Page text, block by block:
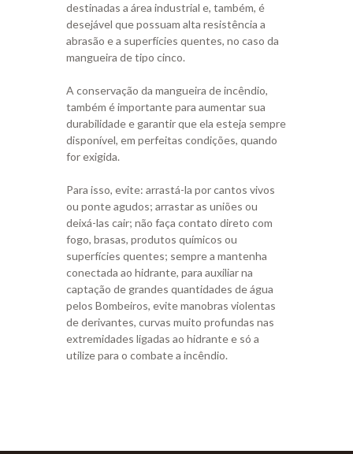
destinadas a área industrial e, também, é
desejável que possuam alta resistência a
abrasão e a superfícies quentes, no caso da
mangueira de tipo cinco.
A conservação da mangueira de incêndio,
também é importante para aumentar sua
durabilidade e garantir que ela esteja sempre
disponível, em perfeitas condições, quando
for exigida.
Para isso, evite: arrastá-la por cantos vivos
ou ponte agudos; arrastar as uniões ou
deixá-las cair; não faça contato direto com
fogo, brasas, produtos químicos ou
superfícies quentes; sempre a mantenha
conectada ao hidrante, para auxiliar na
captação de grandes quantidades de água
pelos Bombeiros, evite manobras violentas
de derivantes, curvas muito profundas nas
extremidades ligadas ao hidrante e só a
utilize para o combate a incêndio.